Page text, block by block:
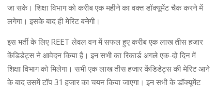
जा सके। शिक्षा विभाग को करीब एक महीने का वक्त डॉक्यूमेंट चैक करने में
लगेगा। इसके बाद ही मेरिट बनेगी।
इस भर्ती के लिए REET लेवल वन में सफल हुए करीब एक लाख तीस हजार
केंडिडेट्स ने आवेदन किया है। इन सभी का रिकार्ड अगले एक-दो दिन में
शिक्षा विभाग को मिलेगा। सभी एक लाख तीस हजार केंडिडेट्स की मेरिट आने
के बाद उसमें टॉप 31 हजार का चयन किया जाएगा। इन सभी के डॉक्यूमेंट